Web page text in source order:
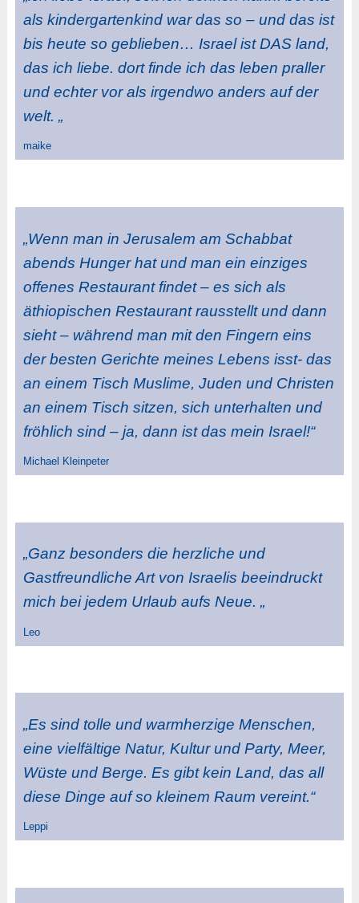
als kindergartenkind war das so – und das ist
bis heute so geblieben… Israel ist DAS land,
das ich liebe. dort finde ich das leben praller
und echter vor als irgendwo anders auf der
welt. „
maike
„Wenn man in Jerusalem am Schabbat
abends Hunger hat und man ein einziges
offenes Restaurant findet – es sich als
äthiopischen Restaurant rausstellt und dann
sieht – während man mit den Fingern eins
der besten Gerichte meines Lebens isst- das
an einem Tisch Muslime, Juden und Christen
an einem Tisch sitzen, sich unterhalten und
fröhlich sind – ja, dann ist das mein Israel!“
Michael Kleinpeter
„Ganz besonders die herzliche und
Gastfreundliche Art von Israelis beeindruckt
mich bei jedem Urlaub aufs Neue. „
Leo
„Es sind tolle und warmherzige Menschen,
eine vielfältige Natur, Kultur und Party, Meer,
Wüste und Berge. Es gibt kein Land, das all
diese Dinge auf so kleinem Raum vereint.“
Leppi